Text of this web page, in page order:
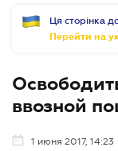
Ця сторінка
Перейти на
ввозной
1 июня 2017, 14:23